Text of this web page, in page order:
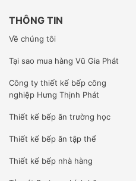
đảm bảo rằng bạn có thể
sạch không có cặn bằng
thiết kế hướng đến hiệu
bền vững của môi trường
trong không gian nhỏ và
THÔNG TIN
Về chúng tôi
Tại sao mua hàng Vũ Gia Phát
Công ty thiết kế bếp công
nghiệp Hưng Thịnh Phát
Thiết kế bếp ăn trường học
Thiết kế bếp ăn tập thể
Thiết kế bếp nhà hàng